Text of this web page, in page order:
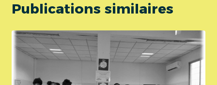
Publications similaires